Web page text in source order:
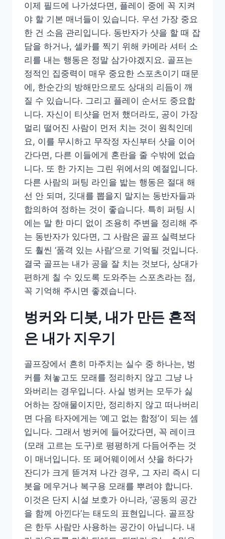
이제 필드에 나가셨다면, 플레이 중에 꼭 지켜
야 할 기본 매너들이 있습니다. 우선 가장 중요
한 건 소음 관리입니다. 동반자가 샷을 할 때 잡
담을 하거나, 셀카를 찍기 위해 카메라 셔터 소
리를 내는 행동은 정말 삼가야겠지요. 골프는
정적인 집중력이 매우 중요한 스포츠이기 때문
에, 한순간의 방해만으로도 상대의 리듬이 깨
질 수 있습니다. 그리고 플레이 순서도 중요합
니다. 자신이 티샷을 먼저 했더라도, 공이 가장
멀리 떨어진 사람이 먼저 치는 것이 원칙인데
요, 이를 무시하고 무작정 자신부터 샷을 이어
간다면, 다른 이들에게 혼란을 줄 수밖에 없습
니다. 또 한 가지는 그린 위에서의 예절입니다.
다른 사람의 퍼팅 라인을 밟는 행동은 절대 해
선 안 되며, 깃대를 뽑을지 말지는 동반자들과
합의하여 정하는 것이 좋습니다. 특히 퍼팅 시
에는 말 한 마디 없이 조용히 주변을 정리해 주
는 동반자가 있다면, 그 사람은 골프 실력보다
도 훨씬 ‘품격 있는 사람’으로 기억될 것입니다.
결국 골프는 내가 공을 잘 치는 것보다, 상대가
편하게 칠 수 있도록 도와주는 스포츠라는 점,
꼭 기억해 주시면 좋겠습니다.
벙커와 디봇, 내가 만든 흔적
은 내가 지우기
골프장에서 흔히 마주치는 실수 중 하나는, 벙
커를 쳐놓고도 모래를 정리하지 않고 그냥 나
와버리는 경우입니다. 사실 벙커는 모두가 싫
어하는 장애물이지만, 정리하지 않고 떠나버리
면 다음 타자에게는 ‘예고 없는 함정’이 되는 셈
입니다. 그래서 벙커에 들어갔다면, 꼭 레이크
(모래 고르는 도구)로 평평하게 다듬어주는 것
이 매너입니다. 또 페어웨이에서 샷을 하다가
잔디가 크게 뜯겨져 나간 경우, 그 자리 즉시 디
봇을 메우거나 복구용 모래를 뿌려야 합니다.
이것은 단지 시설 보호가 아니라, ‘공동의 공간
을 함께 아낀다’는 태도의 표현입니다. 골프장
은 한두 사람만 사용하는 공간이 아닙니다. 내